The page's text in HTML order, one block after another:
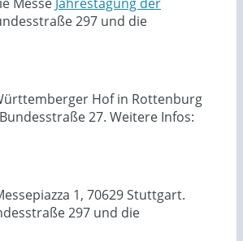
297 und die
Hof in Rottenburg
27. Weitere Infos:
1, 70629 Stuttgart.
297 und die